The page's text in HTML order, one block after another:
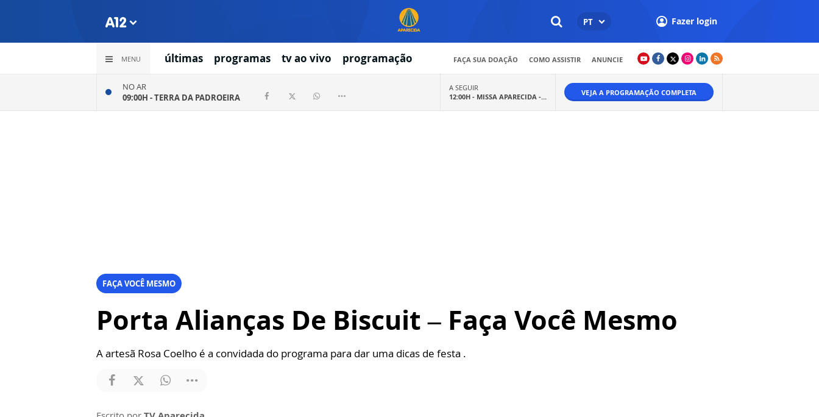
PT Fazer login
MENU últimas programas tv ao vivo programação FAÇA SUA DOAÇÃO COMO ASSISTIR ANUNCIE
NO AR
09:00H -TERRA DA PADROEIRA
A SEGUIR
12:00H - MISSA APARECIDA -... VEJA A PROGRAMAÇÃO COMPLETA
FAÇA VOCÊ MESMO
Porta Alianças De Biscuit – Faça Você Mesmo
A artesã Rosa Coelho é a convidada do programa para dar uma dicas de festa .